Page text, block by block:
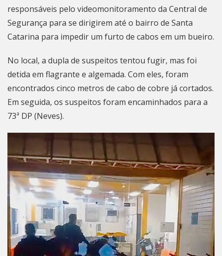
responsáveis pelo videomonitoramento da Central de
Segurança para se dirigirem até o bairro de Santa
Catarina para impedir um furto de cabos em um bueiro.
No local, a dupla de suspeitos tentou fugir, mas foi
detida em flagrante e algemada. Com eles, foram
encontrados cinco metros de cabo de cobre já cortados.
Em seguida, os suspeitos foram encaminhados para a
73ª DP (Neves).